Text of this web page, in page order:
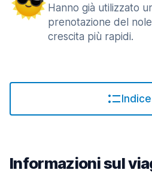
Hanno già utilizzato
prenotazione del
crescita più rapidi.
Indice
Informazioni sul